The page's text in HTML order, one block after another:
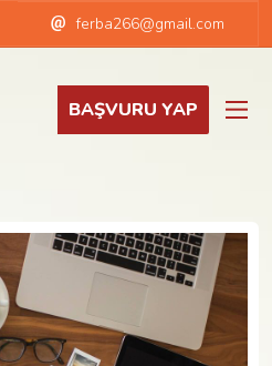
ferba266@gmail.com
BAŞVURU YAP